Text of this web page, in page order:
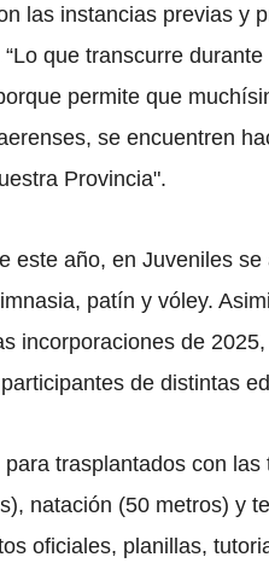
las instancias previas y
que transcurre
permite que
se encuentren
Provincia".
este año, en Juveniles
patín y vóley.
incorporaciones de
de distintas
trasplantados con las
natación (50 metros) y
oficiales, planillas,